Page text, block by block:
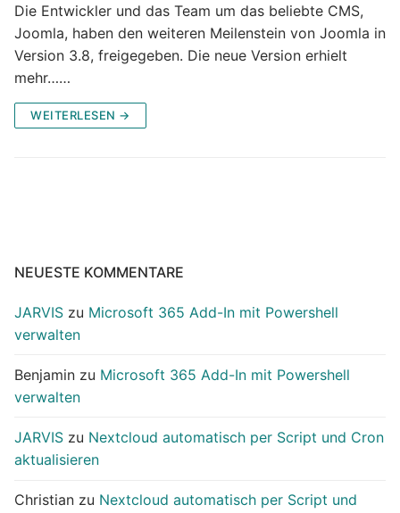
Die Entwickler und das Team um das beliebte CMS,
Joomla, haben den weiteren Meilenstein von Joomla in
Version 3.8, freigegeben. Die neue Version erhielt
mehr……
WEITERLESEN →
NEUESTE KOMMENTARE
JARVIS zu Microsoft 365 Add-In mit Powershell
verwalten
Benjamin zu Microsoft 365 Add-In mit Powershell
verwalten
JARVIS zu Nextcloud automatisch per Script und Cron
aktualisieren
Christian zu Nextcloud automatisch per Script und